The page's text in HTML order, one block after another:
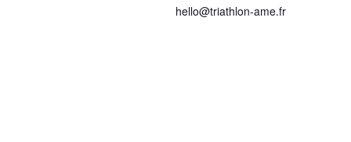
hello@triathlon-ame.fr